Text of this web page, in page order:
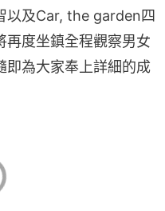
以及Car, the garden四
再度坐鎮全程觀察男女
即為大家奉上詳細的成